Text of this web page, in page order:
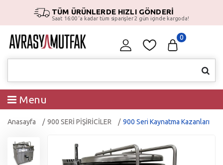
TÜM ÜRÜNLERDE HIZLI GÖNDERİ
Saat 16:00 ‘a kadar tüm siparişler 2 gün içinde kargoda!
0
Menu
Anasayfa 900 SERİ PİŞİRİCİLER 900 Seri Kaynatma Kazanları